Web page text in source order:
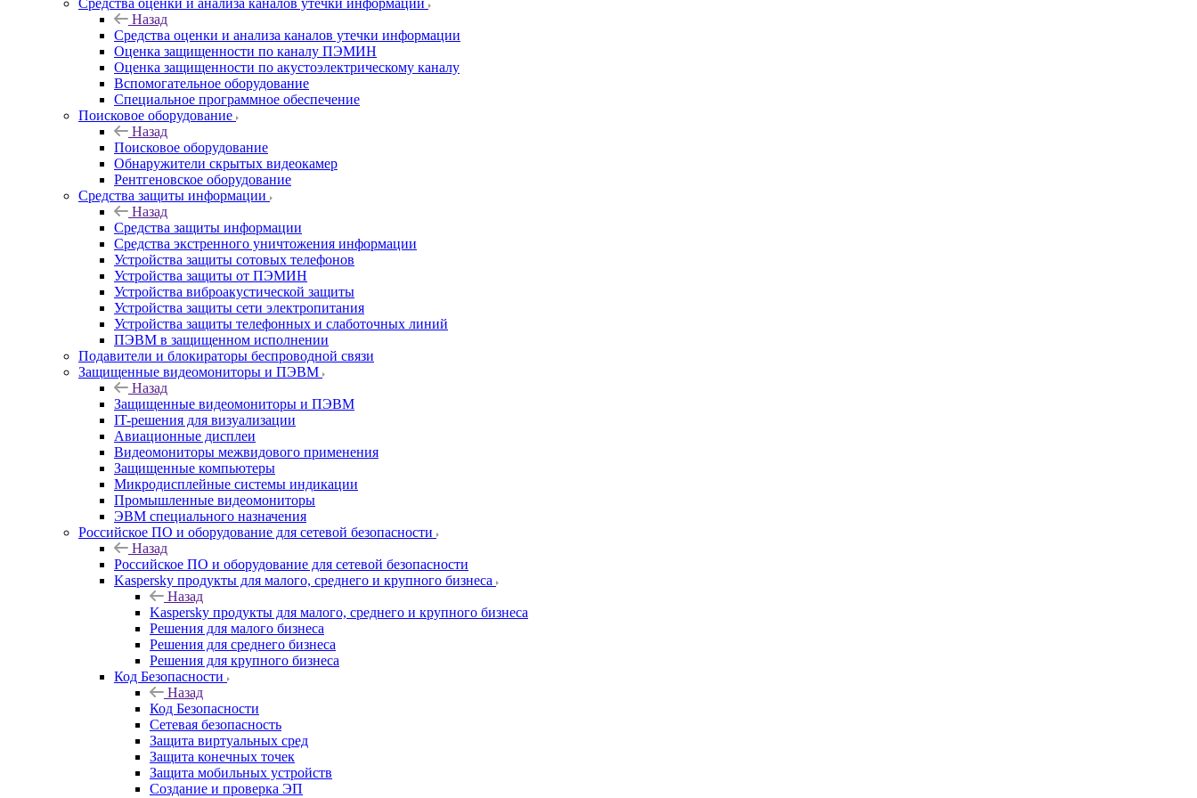
Средства оценки и анализа каналов утечки информации
Назад
Средства оценки и анализа каналов утечки информации
Оценка защищенности по каналу ПЭМИН
Оценка защищенности по акустоэлектрическому каналу
Вспомогательное оборудование
Специальное программное обеспечение
Поисковое оборудование
Назад
Поисковое оборудование
Обнаружители скрытых видеокамер
Рентгеновское оборудование
Средства защиты информации
Назад
Средства защиты информации
Средства экстренного уничтожения информации
Устройства защиты сотовых телефонов
Устройства защиты от ПЭМИН
Устройства виброакустической защиты
Устройства защиты сети электропитания
Устройства защиты телефонных и слаботочных линий
ПЭВМ в защищенном исполнении
Подавители и блокираторы беспроводной связи
Защищенные видеомониторы и ПЭВМ
Назад
Защищенные видеомониторы и ПЭВМ
IT-решения для визуализации
Авиационные дисплеи
Видеомониторы межвидового применения
Защищенные компьютеры
Микродисплейные системы индикации
Промышленные видеомониторы
ЭВМ специального назначения
Российское ПО и оборудование для сетевой безопасности
Назад
Российское ПО и оборудование для сетевой безопасности
Kaspersky продукты для малого, среднего и крупного бизнеса
Назад
Kaspersky продукты для малого, среднего и крупного бизнеса
Решения для малого бизнеса
Решения для среднего бизнеса
Решения для крупного бизнеса
Код Безопасности
Назад
Код Безопасности
Сетевая безопасность
Защита виртуальных сред
Защита конечных точек
Защита мобильных устройств
Создание и проверка ЭП